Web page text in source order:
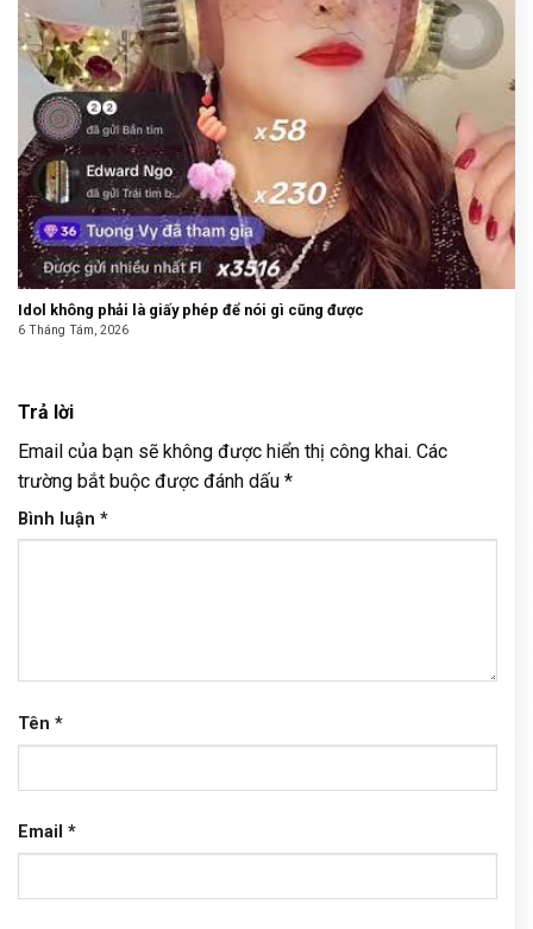
Idol không phải là giấy phép để nói gì cũng được
6 Tháng Tám, 2026
Trả lời
Email của bạn sẽ không được hiển thị công khai. Các
trường bắt buộc được đánh dấu *
Bình luận *
Tên *
Email *